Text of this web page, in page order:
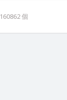
160862個